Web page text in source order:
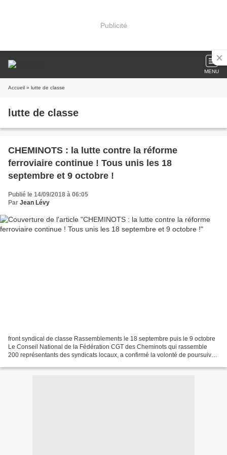
Publicité
MENU
Accueil » lutte de classe
lutte de classe
CHEMINOTS : la lutte contre la réforme
ferroviaire continue ! Tous unis les 18
septembre et 9 octobre !
Publié le 14/09/2018 à 06:05
Par Jean Lévy
front syndical de classe Rassemblements le 18 septembre puis le 9 octobre
Le Conseil National de la Fédération CGT des Cheminots qui rassemble
200 représentants des syndicats locaux, a confirmé la volonté de poursuivre